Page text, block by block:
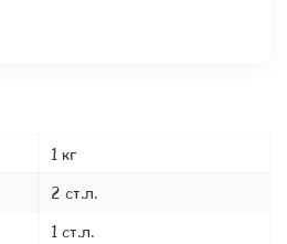
1 кг
2 ст.л.
1 ст.л.